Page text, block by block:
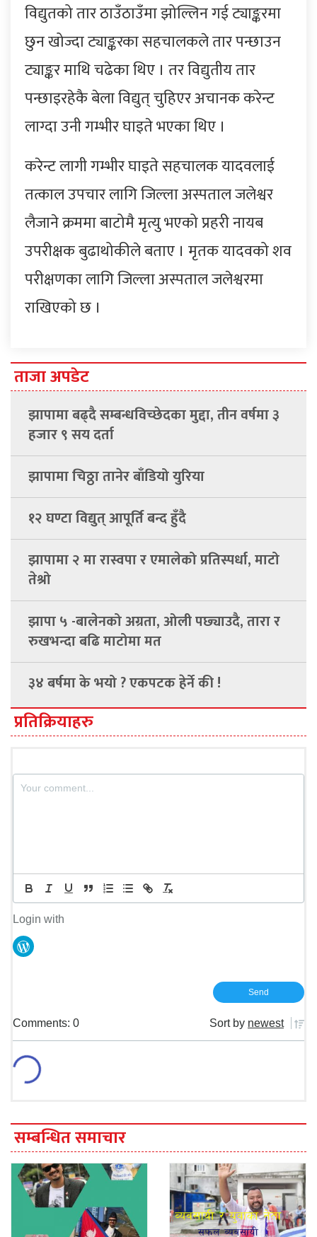
विद्युतको तार ठाउँठाउँमा झोल्लिन गई ट्याङ्करमा
छुन खोज्दा ट्याङ्करका सहचालकले तार पन्छाउन
ट्याङ्कर माथि चढेका थिए । तर विद्युतीय तार
पन्छाइरहेकै बेला विद्युत् चुहिएर अचानक करेन्ट
लाग्दा उनी गम्भीर घाइते भएका थिए ।
करेन्ट लागी गम्भीर घाइते सहचालक यादवलाई
तत्काल उपचार लागि जिल्ला अस्पताल जलेश्वर
लैजाने क्रममा बाटोमै मृत्यु भएको प्रहरी नायब
उपरीक्षक बुढाथोकीले बताए । मृतक यादवको शव
परीक्षणका लागि जिल्ला अस्पताल जलेश्वरमा
राखिएको छ ।
ताजा अपडेट
झापामा बढ्दै सम्बन्धविच्छेदका मुद्दा, तीन वर्षमा ३
हजार ९ सय दर्ता
झापामा चिठ्ठा तानेर बाँडियो युरिया
१२ घण्टा विद्युत् आपूर्ति बन्द हुँदै
झापामा २ मा रास्वपा र एमालेको प्रतिस्पर्धा, माटो
तेश्रो
झापा ५ -बालेनको अग्रता, ओली पछ्याउदै, तारा र
रुखभन्दा बढि माटोमा मत
३४ बर्षमा के भयो ? एकपटक हेर्ने की !
प्रतिक्रियाहरु
Login with
Comments: 0 Sort by newest
सम्बन्धित समाचार